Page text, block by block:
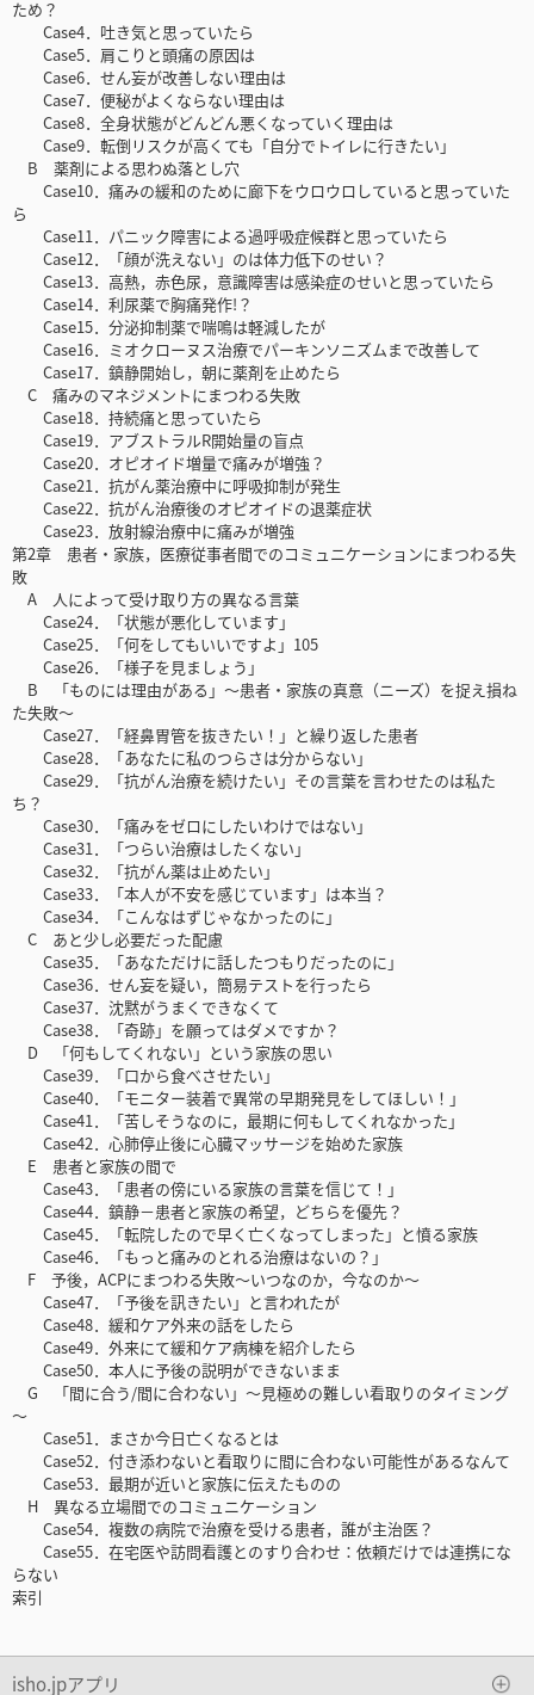
ため？
Case4．吐き気と思っていたら
Case5．肩こりと頭痛の原因は
Case6．せん妄が改善しない理由は
Case7．便秘がよくならない理由は
Case8．全身状態がどんどん悪くなっていく理由は
Case9．転倒リスクが高くても「自分でトイレに行きたい」
B 薬剤による思わぬ落とし穴
Case10．痛みの緩和のために廊下をウロウロしていると思っていた
ら
Case11．パニック障害による過呼吸症候群と思っていたら
Case12．「顔が洗えない」のは体力低下のせい？
Case13．高熱，赤色尿，意識障害は感染症のせいと思っていたら
Case14．利尿薬で胸痛発作!？
Case15．分泌抑制薬で喘鳴は軽減したが
Case16．ミオクローヌス治療でパーキンソニズムまで改善して
Case17．鎮静開始し，朝に薬剤を止めたら
C 痛みのマネジメントにまつわる失敗
Case18．持続痛と思っていたら
Case19．アブストラルR開始量の盲点
Case20．オピオイド増量で痛みが増強？
Case21．抗がん薬治療中に呼吸抑制が発生
Case22．抗がん治療後のオピオイドの退薬症状
Case23．放射線治療中に痛みが増強
第2章 患者・家族，医療従事者間でのコミュニケーションにまつわる失
敗
A 人によって受け取り方の異なる言葉
Case24．「状態が悪化しています」
Case25．「何をしてもいいですよ」105
Case26．「様子を見ましょう」
B 「ものには理由がある」～患者・家族の真意（ニーズ）を捉え損ね
た失敗～
Case27．「経鼻胃管を抜きたい！」と繰り返した患者
Case28．「あなたに私のつらさは分からない」
Case29．「抗がん治療を続けたい」その言葉を言わせたのは私た
ち？
Case30．「痛みをゼロにしたいわけではない」
Case31．「つらい治療はしたくない」
Case32．「抗がん薬は止めたい」
Case33．「本人が不安を感じています」は本当？
Case34．「こんなはずじゃなかったのに」
C あと少し必要だった配慮
Case35．「あなただけに話したつもりだったのに」
Case36．せん妄を疑い，簡易テストを行ったら
Case37．沈黙がうまくできなくて
Case38．「奇跡」を願ってはダメですか？
D 「何もしてくれない」という家族の思い
Case39．「口から食べさせたい」
Case40．「モニター装着で異常の早期発見をしてほしい！」
Case41．「苦しそうなのに，最期に何もしてくれなかった」
Case42．心肺停止後に心臓マッサージを始めた家族
E 患者と家族の間で
Case43．「患者の傍にいる家族の言葉を信じて！」
Case44．鎮静－患者と家族の希望，どちらを優先？
Case45．「転院したので早く亡くなってしまった」と憤る家族
Case46．「もっと痛みのとれる治療はないの？」
F 予後，ACPにまつわる失敗～いつなのか，今なのか～
Case47．「予後を訊きたい」と言われたが
Case48．緩和ケア外来の話をしたら
Case49．外来にて緩和ケア病棟を紹介したら
Case50．本人に予後の説明ができないまま
G 「間に合う/間に合わない」～見極めの難しい看取りのタイミング
～
Case51．まさか今日亡くなるとは
Case52．付き添わないと看取りに間に合わない可能性があるなんて
Case53．最期が近いと家族に伝えたものの
H 異なる立場間でのコミュニケーション
Case54．複数の病院で治療を受ける患者，誰が主治医？
Case55．在宅医や訪問看護とのすり合わせ：依頼だけでは連携にな
らない
索引
isho.jpアプリ